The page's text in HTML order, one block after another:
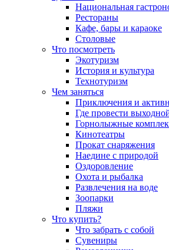
Национальная
Рестораны
Кафе, бары и караоке
Столовые
Что посмотреть
Экотуризм
История и культура
Технотуризм
Чем заняться
Приключения и
Где провести
Горнолыжные
Кинотеатры
Прокат снаряжения
Наедине с природой
Оздоровление
Охота и рыбалка
Развлечения на воде
Зоопарки
Пляжи
Что купить?
Что забрать с собой
Сувениры